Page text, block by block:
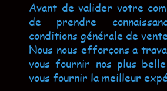
Avant de valider votre
de prendre
conditions générale de
Nous nous efforçons a
vous fournir nos plus
vous fournir la meilleur